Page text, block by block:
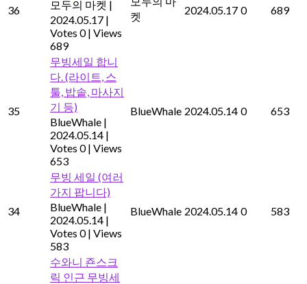
36
모두의 마켓 |
2024.05.17 |
Votes 0 | Views
689
켓
2024.05.17 0 689
35
무빙세일 합니
다. (라이트, 스
툴, 밥솥, 마사지
기 등)
BlueWhale |
2024.05.14 |
Votes 0 | Views
653
BlueWhale 2024.05.14 0 653
34
무빙 세일 (여러
가지 팝니다)
BlueWhale |
2024.05.14 |
Votes 0 | Views
583
BlueWhale 2024.05.14 0 583
수와니 죤스크
릭 인근 무빙세